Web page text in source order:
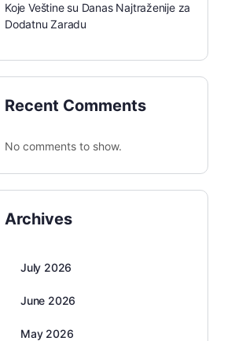
Koje Veštine su Danas Najtraženije za
Dodatnu Zaradu
Recent Comments
No comments to show.
Archives
July 2026
June 2026
May 2026